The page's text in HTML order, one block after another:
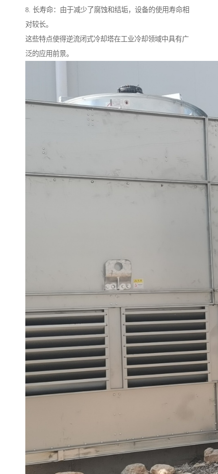
8. 长寿命：由于减少了腐蚀和结垢，设备的使用寿命相
对较长。
这些特点使得逆流闭式冷却塔在工业冷却领域中具有广
泛的应用前景。